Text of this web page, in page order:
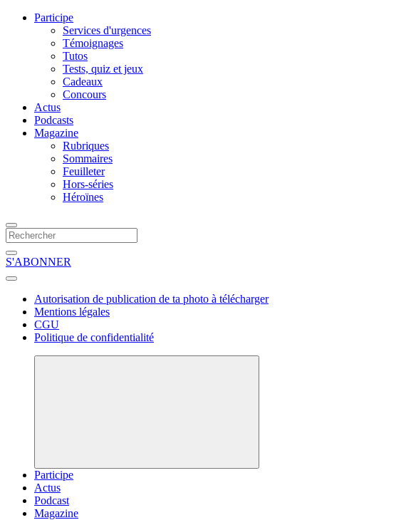
Participe
Services d'urgences
Témoignages
Tutos
Tests, quiz et jeux
Cadeaux
Concours
Actus
Podcasts
Magazine
Rubriques
Sommaires
Feuilleter
Hors-séries
Héroïnes
S'ABONNER
Autorisation de publication de ta photo à télécharger
Mentions légales
CGU
Politique de confidentialité
Participe
Actus
Podcast
Magazine